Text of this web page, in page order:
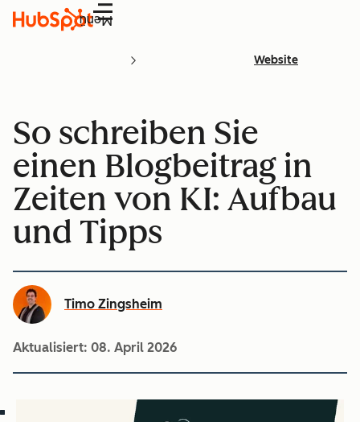
Menü
Website
So schreiben Sie
einen Blogbeitrag in
Zeiten von KI: Aufbau
und Tipps
Timo Zingsheim
Aktualisiert: 08. April 2026